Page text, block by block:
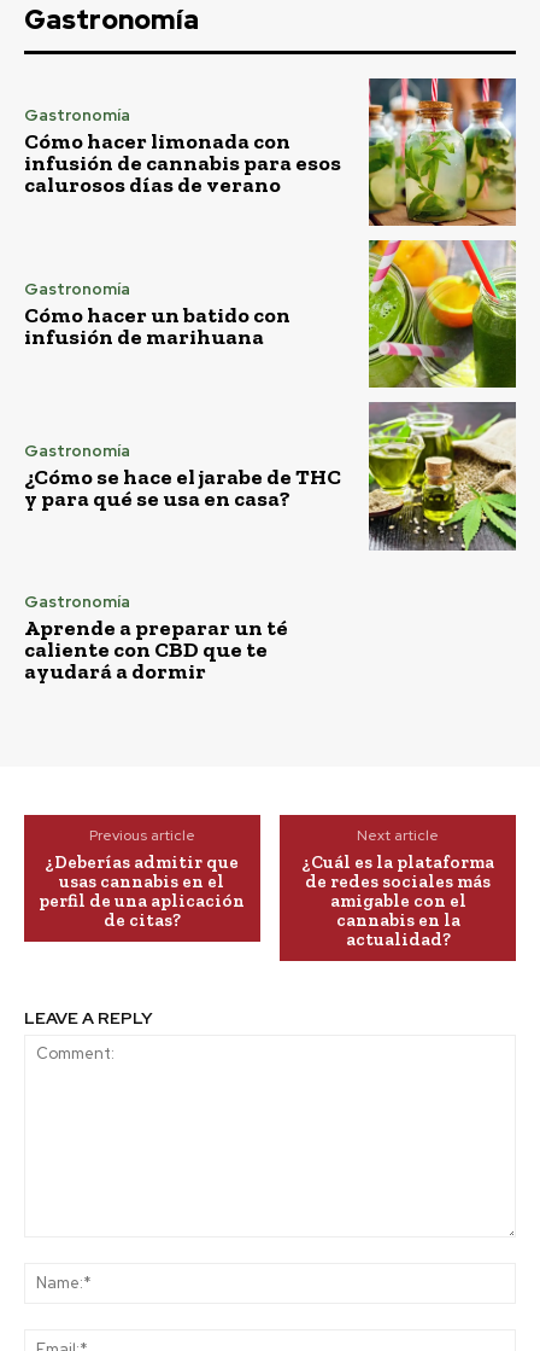
Gastronomía
Gastronomía
Cómo hacer limonada con
infusión de cannabis para esos
calurosos días de verano
Gastronomía
Cómo hacer un batido con
infusión de marihuana
Gastronomía
¿Cómo se hace el jarabe de THC
y para qué se usa en casa?
Gastronomía
Aprende a preparar un té
caliente con CBD que te
ayudará a dormir
Previous article
¿Deberías admitir que
usas cannabis en el
perfil de una aplicación
de citas?
Next article
¿Cuál es la plataforma
de redes sociales más
amigable con el
cannabis en la
actualidad?
LEAVE A REPLY